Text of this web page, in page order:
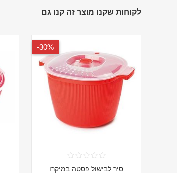
לקוחות שקנו מוצר זה קנו גם
30%-
סיר לבישול פסטה במיקרו